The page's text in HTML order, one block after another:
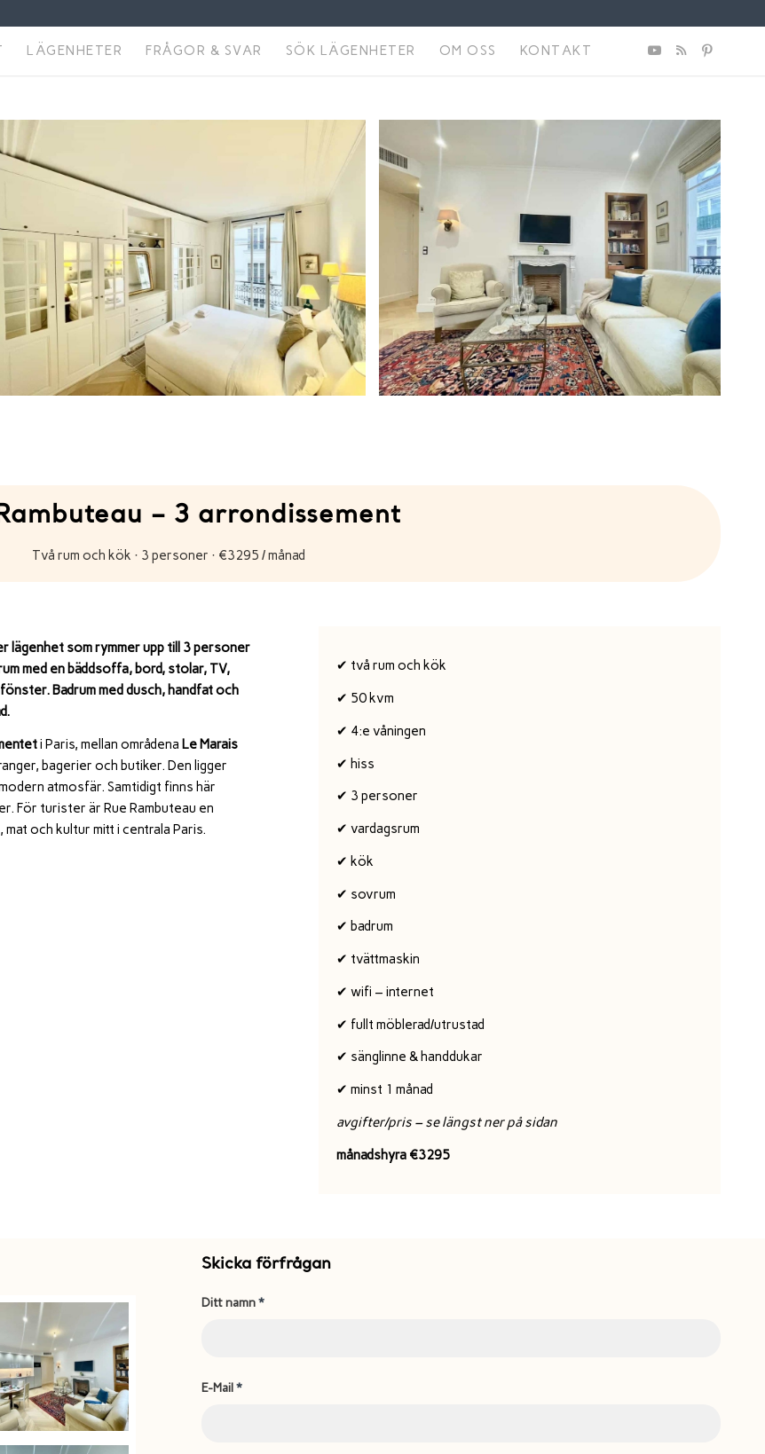
LÄGENHETER FRÅGOR & SVAR SÖK LÄGENHETER OM OSS KONTAKT
– 3 arrondissement
Två rum och kök · 3 personer · €3295 / månad
lägenhet som rymmer upp till 3 personer
med en bäddsoffa, bord, stolar, TV,
Badrum med dusch, handfat och
i Paris, mellan områdena Le Marais
bagerier och butiker. Den ligger
atmosfär. Samtidigt finns här
För turister är Rue Rambuteau en
och kultur mitt i centrala Paris.
✔ två rum och kök
✔ 50 kvm
✔ 4:e våningen
✔ hiss
✔ 3 personer
✔ vardagsrum
✔ kök
✔ sovrum
✔ badrum
✔ tvättmaskin
✔ wifi – internet
✔ fullt möblerad/utrustad
✔ sänglinne & handdukar
✔ minst 1 månad
avgifter/pris – se längst ner på sidan
månadshyra €3295
Skicka förfrågan
Ditt namn*
E-Mail*